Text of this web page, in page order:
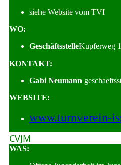
siehe Website vom TVI
WO:
GeschäftsstelleKupferweg
KONTAKT:
Gabi Neumann
WEBSITE:
www.turnverein-
CVJM
WAS: